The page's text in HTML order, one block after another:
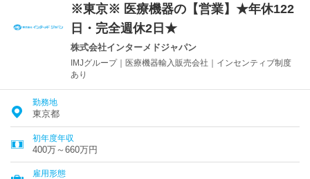
※東京※ 医療機器の【営業】★年休122
日・完全週休2日★
株式会社インターメドジャパン
IMJグループ｜医療機器輸入販売会社｜インセンティブ制度
あり
勤務地
東京都
初年度年収
400万～660万円
雇用形態